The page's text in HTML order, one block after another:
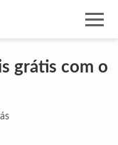
grátis com o